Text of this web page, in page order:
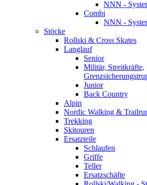
NNN -
Combi
NNN -
Stöcke
Rollski & Cross Skates
Langlauf
Senior
Militär, Streitkräfte,
Junior
Back Country
Alpin
Nordic Walking &
Trekking
Skitouren
Ersatzteile
Schlaufen
Griffe
Teller
Ersatzschäfte